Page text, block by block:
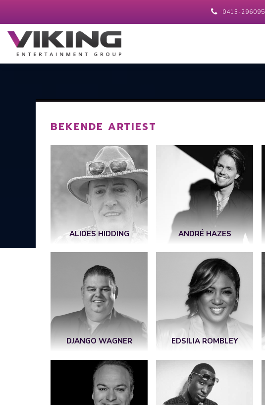
0413-296095
BEKENDE ARTIEST
ALIDES HIDDING ANDRÉ HAZES
DJANGO WAGNER EDSILIA ROMBLEY